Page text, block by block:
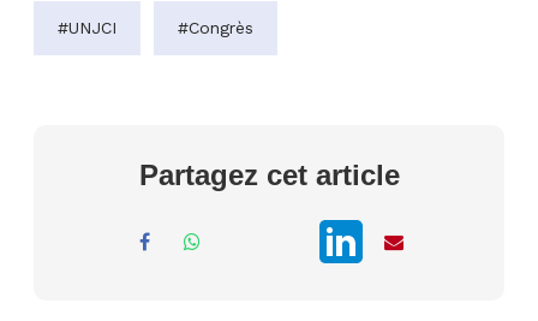
#UNJCI #Congrès
Partagez cet article